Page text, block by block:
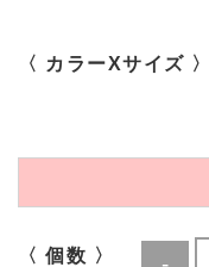
〈 カラーXサイズ 〉
〈 個数 〉